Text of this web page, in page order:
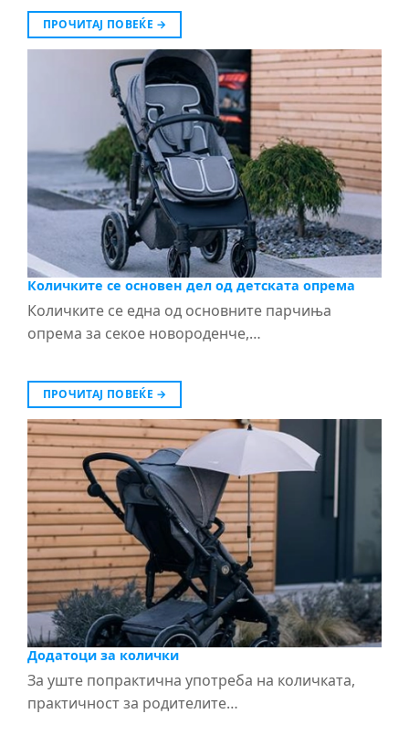
ПРОЧИТАЈ ПОВЕЌЕ →
Количките се основен дел од детската опрема
Количките се една од основните парчиња
опрема за секое новороденче,…
ПРОЧИТАЈ ПОВЕЌЕ →
Додатоци за колички
За уште попрактична употреба на количката,
практичност за родителите…